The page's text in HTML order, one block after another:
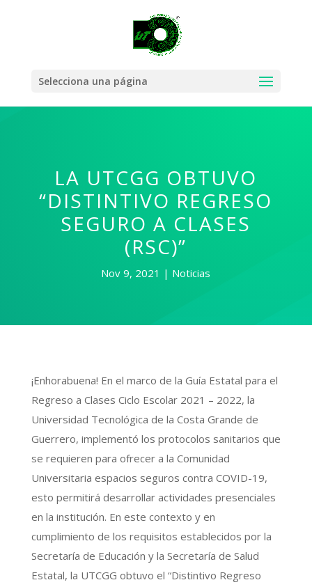
Selecciona una página
LA UTCGG OBTUVO
“DISTINTIVO REGRESO
SEGURO A CLASES
(RSC)”
Nov 9, 2021 Noticias
¡Enhorabuena! En el marco de la Guía Estatal para el
Regreso a Clases Ciclo Escolar 2021 – 2022, la
Universidad Tecnológica de la Costa Grande de
Guerrero, implementó los protocolos sanitarios que
se requieren para ofrecer a la Comunidad
Universitaria espacios seguros contra COVID-19,
esto permitirá desarrollar actividades presenciales
en la institución. En este contexto y en
cumplimiento de los requisitos establecidos por la
Secretaría de Educación y la Secretaría de Salud
Estatal, la UTCGG obtuvo el “Distintivo Regreso